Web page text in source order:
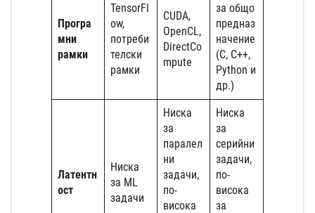
Програ
мни
рамки
TensorFl
ow,
потреби
телски
рамки
CUDA,
OpenCL,
DirectCo
mpute
за общо
предназ
начение
(C, C++,
Python и
др.)
Латентн
ост
Ниска
за ML
задачи
Ниска
за
паралел
ни
задачи,
по-
висока
Ниска
за
серийни
задачи,
по-
висока
за